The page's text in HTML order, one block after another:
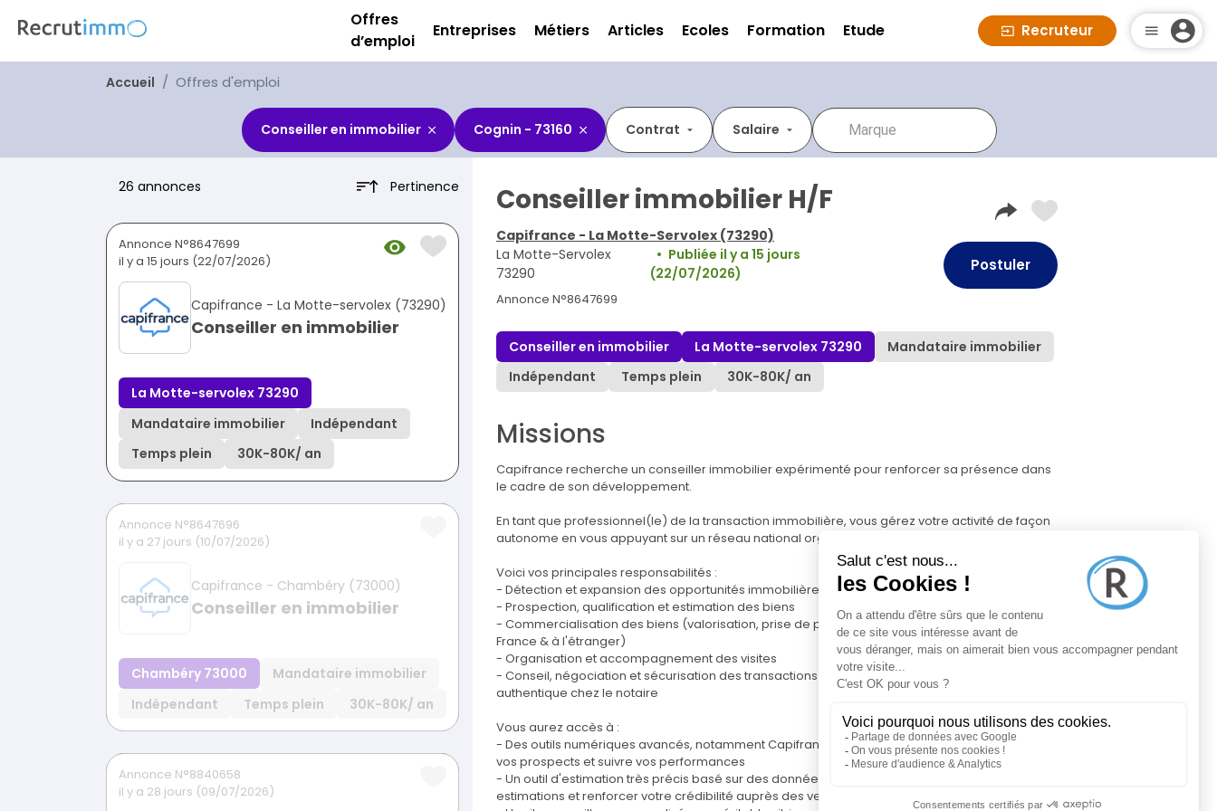
Offres
d’emploi
Entreprises Métiers Articles Ecoles Formation Etude Recruteur
Accueil Offres d'emploi
Conseiller en immobilier Cognin - 73160 Contrat Salaire
26 annonces Pertinence
Annonce N°8647699
il y a 15 jours (22/07/2026)
Capifrance - La Motte-servolex (73290)
Conseiller en immobilier
La Motte-servolex 73290
Mandataire immobilier
Indépendant
Temps plein
30K-80K/ an
Annonce N°8647696
il y a 27 jours (10/07/2026)
Capifrance - Chambéry (73000)
Conseiller en immobilier
Chambéry 73000
Mandataire immobilier
Indépendant
Temps plein 30K-80K/ an
Annonce N°8840658
il y a 28 jours (09/07/2026)
Conseiller immobilier H/F
Capifrance - La Motte-Servolex (73290)
La Motte-Servolex
73290
Publiée il y a 15 jours
(22/07/2026)
Annonce N°8647699
Postuler
Conseiller en immobilier La Motte-servolex 73290
Mandataire immobilier
Indépendant
Temps plein 30K-80K/ an
Missions
Capifrance recherche un conseiller immobilier expérimenté pour renforcer sa présence dans
le cadre de son développement.
En tant que professionnel(le) de la transaction immobilière, vous gérez votre activité de façon
autonome en vous appuyant sur un réseau national organisé.
Voici vos principales responsabilités :
- Détection et expansion des opportunités immobilières dans votre zone d'intervention
- Prospection, qualification et estimation des biens
- Commercialisation des biens (valorisation, prise de photos, diffusion sur divers portails en
France & à l'étranger)
- Organisation et accompagnement des visites
- Conseil, négociation et sécurisation des transactions jusqu'à la signature de l'acte
authentique chez le notaire
Vous aurez accès à :
- Des outils numériques avancés, notamment Capifrance Pro, pour gérer votre activité, évaluer
vos prospects et suivre vos performances
- Un outil d'estimation très précis basé sur des données fines du marché afin d'assurer vos
estimations et renforcer votre crédibilité auprès des vendeurs